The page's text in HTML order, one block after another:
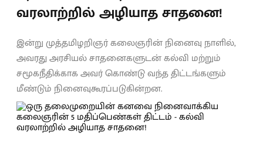
வரலாற்றில் அழியாத சாதனை!
இன்று முத்தமிழறிஞர் கலைஞரின் நினைவு நாளில்,
அவரது அரசியல் சாதனைகளுடன் கல்வி மற்றும்
சமூகநீதிக்காக அவர் கொண்டு வந்த திட்டங்களும்
மீண்டும் நினைவுகூரப்படுகின்றன.